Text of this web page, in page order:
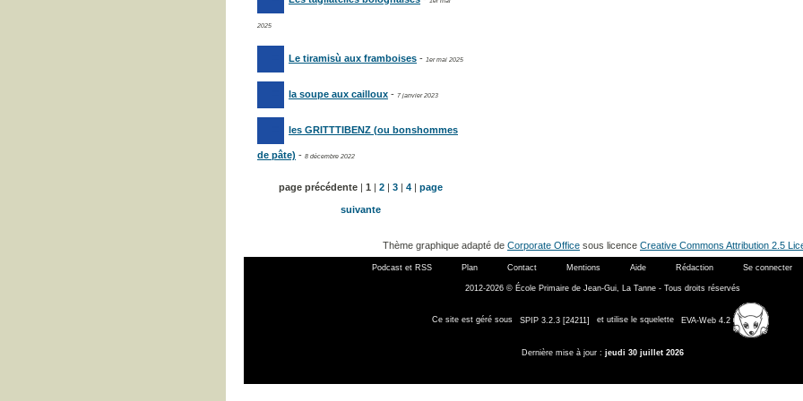
2025
Le tiramisù aux framboises - 1er mai 2025
la soupe aux cailloux - 7 janvier 2023
les GRITTTIBENZ (ou bonshommes
de pâte) - 8 décembre 2022
page précédente| 1 | 2| 3| 4| page
suivante
Thème graphique adapté de Corporate Office sous licence Creative Commons Attribution 2.5
Podcast et RSS Plan Contact Mentions Aide Rédaction Se connecter
2012-2026 © École Primaire de Jean-Gui, La Tanne - Tous droits réservés
Ce site est géré sous SPIP 3.2.3 [24211] et utilise le squelette EVA-Web 4.2
Dernière mise à jour : jeudi 30 juillet 2026